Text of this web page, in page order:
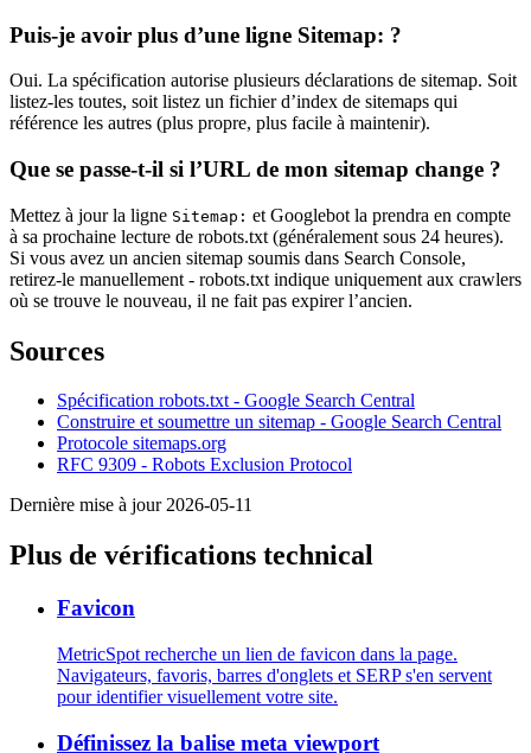
Puis-je avoir plus d’une ligne Sitemap: ?
Oui. La spécification autorise plusieurs déclarations de sitemap. Soit
listez-les toutes, soit listez un fichier d’index de sitemaps qui
référence les autres (plus propre, plus facile à maintenir).
Que se passe-t-il si l’URL de mon sitemap change ?
Mettez à jour la ligne Sitemap: et Googlebot la prendra en compte
à sa prochaine lecture de robots.txt (généralement sous 24 heures).
Si vous avez un ancien sitemap soumis dans Search Console,
retirez-le manuellement - robots.txt indique uniquement aux crawlers
où se trouve le nouveau, il ne fait pas expirer l’ancien.
Sources
Spécification robots.txt - Google Search Central
Construire et soumettre un sitemap - Google Search Central
Protocole sitemaps.org
RFC 9309 - Robots Exclusion Protocol
Dernière mise à jour 2026-05-11
Plus de vérifications technical
Favicon
MetricSpot recherche un lien de favicon dans la page.
Navigateurs, favoris, barres d'onglets et SERP s'en servent
pour identifier visuellement votre site.
Définissez la balise meta viewport